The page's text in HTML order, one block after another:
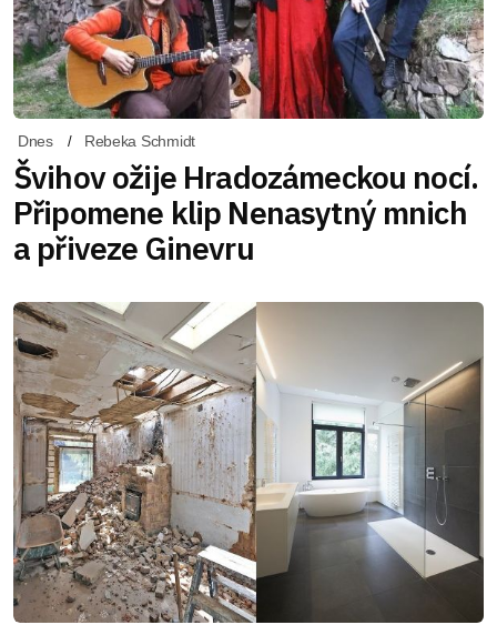
Dnes Rebeka Schmidt
Švihov ožije Hradozámeckou nocí.
Připomene klip Nenasytný mnich
a přiveze Ginevru